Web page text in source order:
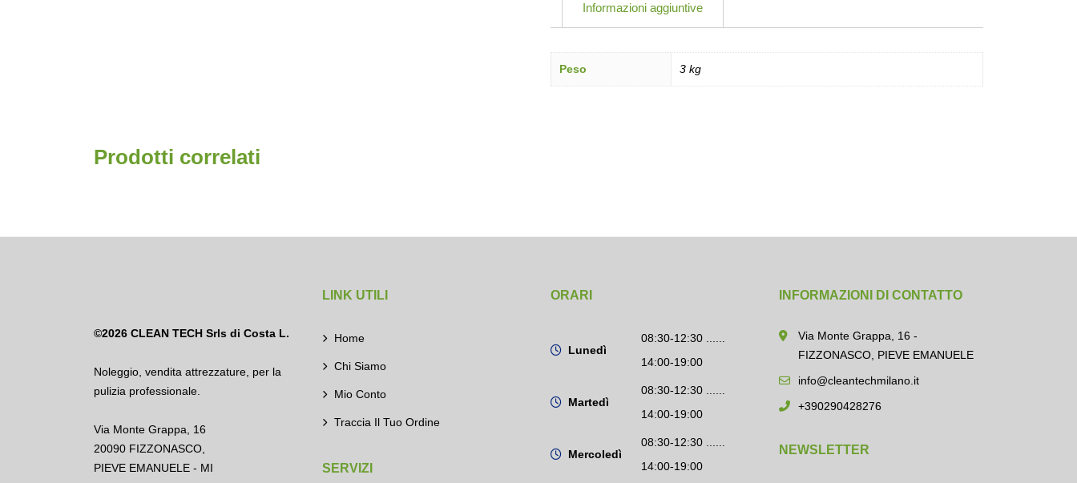
Informazioni aggiuntive
Peso 3 kg
Prodotti correlati
©2026 CLEAN TECH Srls di Costa L.
Noleggio vendita attrezzature per la
pulizia professionale.
Via Monte Grappa, 16
20090 FIZZONASCO,
PIEVE EMANUELE - MI
LINK UTILI
Home
Chi Siamo
Mio Conto
Traccia Il Tuo Ordine
SERVIZI
ORARI
Lunedì
08:30-12:30 ......
14:00-19:00
Martedì
08:30-12:30 ......
14:00-19:00
Mercoledì
08:30-12:30 ......
14:00-19:00
INFORMAZIONI DI CONTATTO
Via Monte Grappa, 16 -
FIZZONASCO, PIEVE EMANUELE
info@cleantechmilano.it
+390290428276
NEWSLETTER